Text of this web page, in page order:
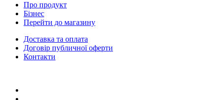
Про продукт
Бізнес
Перейти до магазину
Доставка та оплата
Договір публичної оферти
Контакти